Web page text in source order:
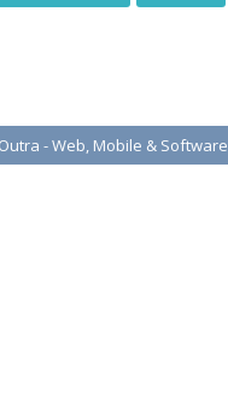
Outra - Web, Mobile & Software